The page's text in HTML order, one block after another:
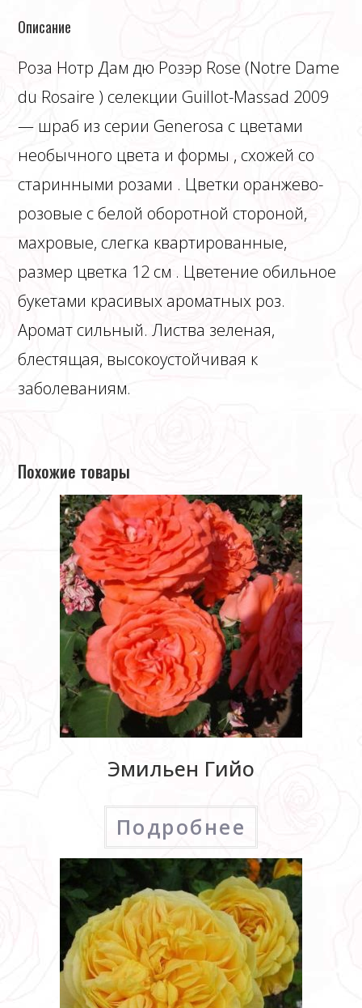
Описание
Роза Нотр Дам дю Розэр Rose (Notre Dame
du Rosaire ) селекции Guillot-Massad 2009
— шраб из серии Generosa с цветами
необычного цвета и формы , схожей со
старинными розами . Цветки оранжево-
розовые с белой оборотной стороной,
махровые, слегка квартированные,
размер цветка 12 см . Цветение обильное
букетами красивых ароматных роз.
Аромат сильный. Листва зеленая,
блестящая, высокоустойчивая к
заболеваниям.
Похожие товары
Эмильен Гийо
Подробнее